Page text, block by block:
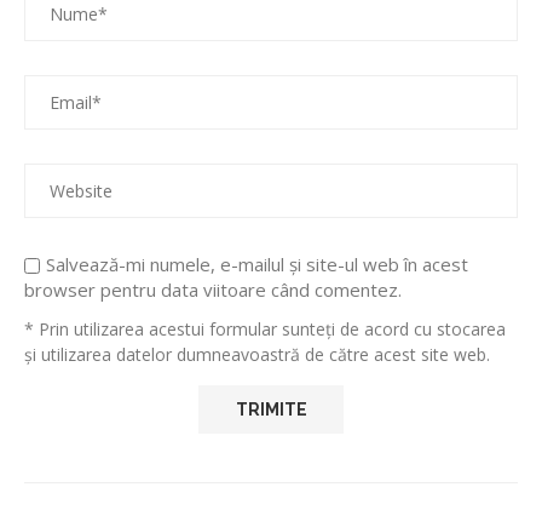
Salvează-mi numele, e-mailul și site-ul web în acest
browser pentru data viitoare când comentez.
* Prin utilizarea acestui formular sunteți de acord cu stocarea
și utilizarea datelor dumneavoastră de către acest site web.